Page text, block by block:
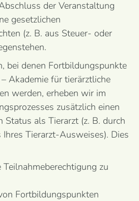
der Veranstaltung
gesetzlichen
(z. B. aus Steuer- oder
bei denen Fortbildungspunkte
Akademie für tierärztliche
werden, erheben wir im
zusätzlich einen
Status als Tierarzt (z. B. durch
Tierarzt-Ausweises). Dies
Teilnahmeberechtigung zu
Fortbildungspunkten